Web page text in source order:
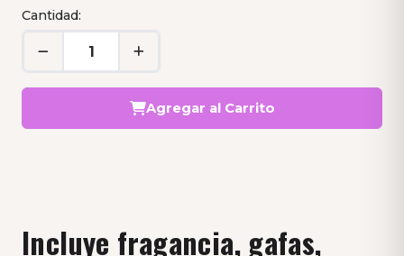
Cantidad:
Agregar al Carrito
Incluye fragancia, gafas,